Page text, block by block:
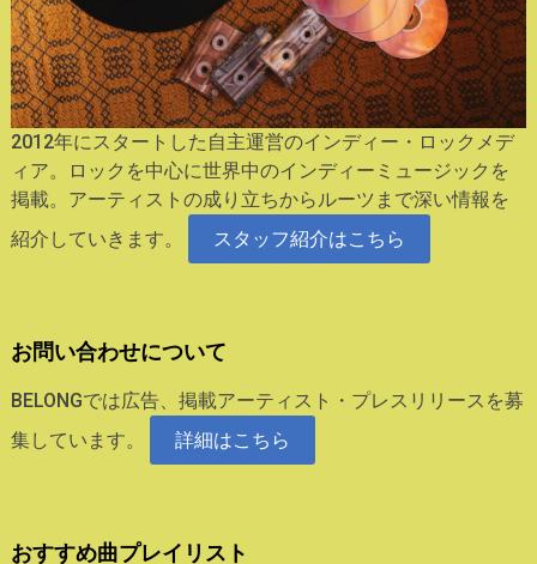
2012年にスタートした自主運営のインディー・ロックメデ
ィア。ロックを中心に世界中のインディーミュージックを
掲載。アーティストの成り立ちからルーツまで深い情報を
紹介していきます。
スタッフ紹介はこちら
お問い合わせについて
BELONGでは広告、掲載アーティスト・プレスリリースを募
集しています。
詳細はこちら
おすすめ曲プレイリスト